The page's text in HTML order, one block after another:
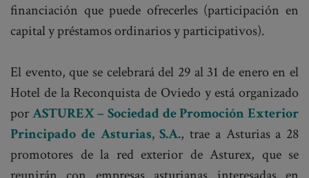
financiación que puede ofrecerles (participación en
capital y préstamos ordinarios y participativos).
El evento, que se celebrará del 29 al 31 de enero en el
Hotel de la Reconquista de Oviedo y está organizado
porASTUREX – Sociedad de Promoción Exterior
Principado de Asturias, S.A., trae a Asturias a 28
promotores de la red exterior de Asturex, que se